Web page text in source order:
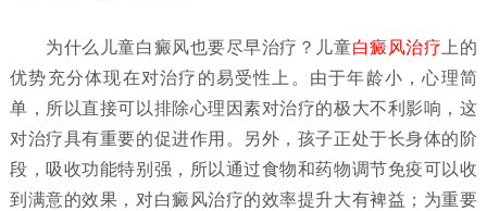
为什么儿童白癜风也要尽早治疗？ 儿童白癜风治疗 上的
优势充分体现在对治疗的易受性上。由于年龄小，心理简
单，所以直接可以排除心理因素对治疗的极大不利影响，这
对治疗具有重要的促进作用。另外，孩子正处于长身体的阶
段，吸收功能特别强，所以通过食物和药物调节免疫可以收
到满意的效果，对白癜风治疗的效率提升大有裨益；为重要